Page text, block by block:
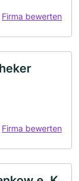
Firma bewerten
Firma bewerten